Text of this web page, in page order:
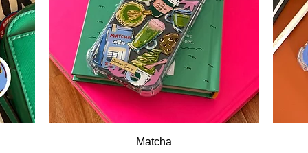
Vista rápida
Matcha